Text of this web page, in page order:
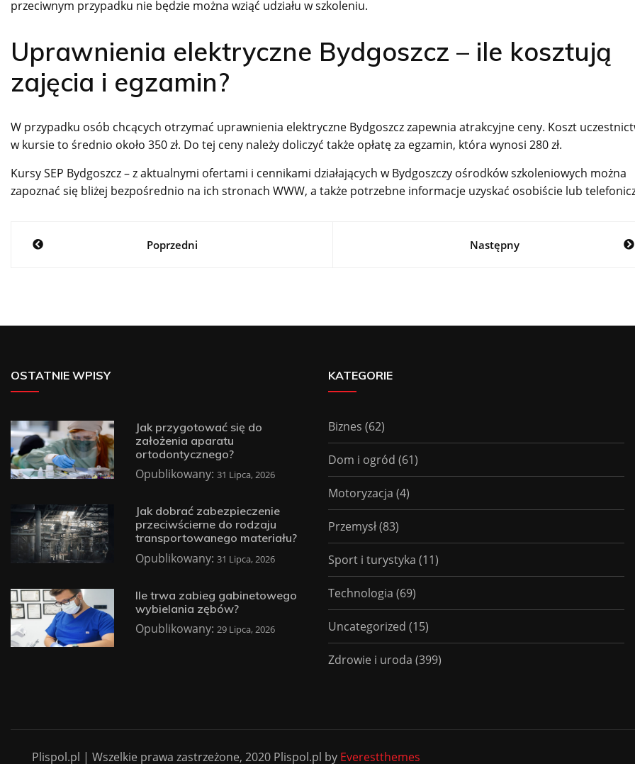
przeciwnym przypadku nie będzie można wziąć udziału w szkoleniu.
Uprawnienia elektryczne Bydgoszcz – ile kosztują
zajęcia i egzamin?
W przypadku osób chcących otrzymać uprawnienia elektryczne Bydgoszcz zapewnia atrakcyjne ceny. Koszt
w kursie to średnio około 350 zł. Do tej ceny należy doliczyć także opłatę za egzamin, która wynosi 280 zł.
Kursy SEP Bydgoszcz – z aktualnymi ofertami i cennikami działających w Bydgoszczy ośrodków szkoleniowych można
zapoznać się bliżej bezpośrednio na ich stronach WWW, a także potrzebne informacje uzyskać osobiście lub
Nawigacja
Poprzedni Następny
OSTATNIE WPISY
Jak przygotować się do
założenia aparatu
ortodontycznego?
Opublikowany:31 Lipca, 2026
Jak dobrać zabezpieczenie
przeciwścierne do rodzaju
transportowanego materiału?
Opublikowany:31 Lipca, 2026
Ile trwa zabieg gabinetowego
wybielania zębów?
Opublikowany:29 Lipca, 2026
KATEGORIE
Biznes (62)
Dom i ogród (61)
Motoryzacja (4)
Przemysł(83)
Sport i turystyka (11)
Technologia (69)
Uncategorized (15)
Zdrowie i uroda (399)
Plispol.pl | Wszelkie prawa zastrzeżone, 2020 Plispol.pl by Everestthemes